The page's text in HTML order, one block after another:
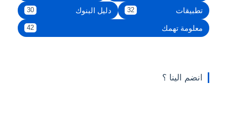
تطبيقات 32 دليل البنوك 30
معلومة تهمك 42
انضم الينا ؟